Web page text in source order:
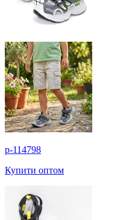
p-114798
Купити оптом